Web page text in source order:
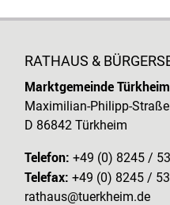
RATHAUS &
Marktgemeinde Türkheim
Maximilian-Philipp-
D 86842 Türkheim
Telefon: +49 (0) 8245 /
Telefax: +49 (0) 8245 /
rathaus@tuerkheim.de